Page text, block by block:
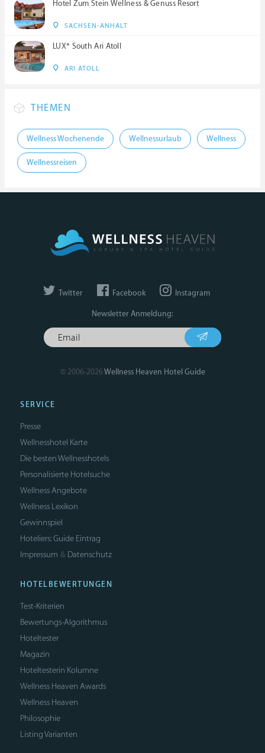
Hotel Zum Stein Wellness & Genuss Resort
SACHSEN-ANHALT
LUX* South Ari Atoll
ARI ATOLL
THEMEN
Wellness Wochenende Wellnessurlaub Wellness
Wellnessreisen
Twitter Facebook Instagram
Newsletter Anmeldung:
© 2006-2026Wellness Heaven Hotel Guide
SERVICE
Presse
Wellnesshotel Karte
Die besten Wellnesshotels
Personalisierte Hotelsuche
Wellness Angebote
Wellness Lexikon
Gewinnspiel
Hoteliers: Guide Eintrag
Impressum & Datenschutz
HOTELBEWERTUNGEN
Test-Kriterien
Bewertungs-Algorithmus
Hoteltester
Magazin
Hoteltesterin Kolumne
Wellness Heaven Awards
Wellness Heaven
Philosophie
Listing Varianten